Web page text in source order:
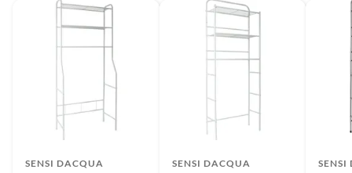
deberá contar con todos sus accesorios, manuales de uso y con el
empaque original en perfectas condiciones (sin rayas, piquetes,
abolladuras, manchas, etc.).
SENSI DACQUA SENSI DACQUA SENSI